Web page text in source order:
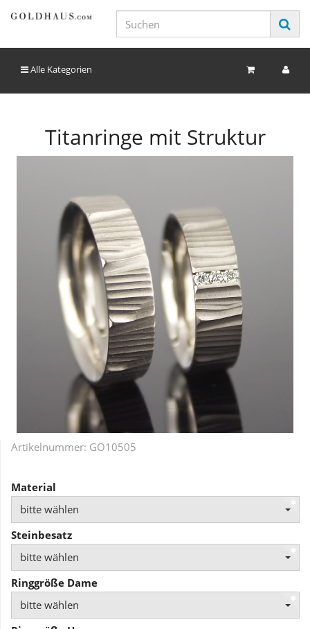
Alle Kategorien
Titanringe mit Struktur
Artikelnummer: GO10505
Material
bitte wählen
Steinbesatz
bitte wählen
Ringgröße Dame
bitte wählen